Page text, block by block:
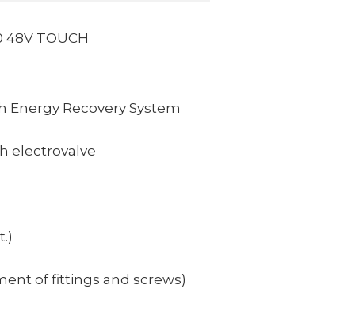
48V TOUCH
Recovery System
electrovalve
of fittings and screws)